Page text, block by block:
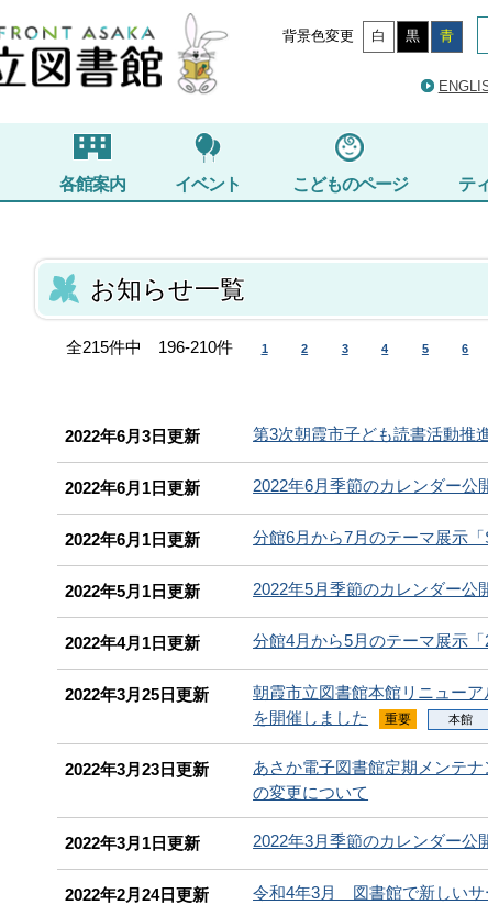
背景色変更 白 黒 青
各館案内 イベント こどものページ テ
お知らせ一覧
全215件中 196-210件 1 2 3 4 5 6
2022年6月3日更新 第3次朝霞市子ども読書活動推
2022年6月1日更新 2022年6月季節のカレンダー公
2022年6月1日更新 分館6月から7月のテーマ展示「
2022年5月1日更新 2022年5月季節のカレンダー公
2022年4月1日更新 分館4月から5月のテーマ展示「
2022年3月25日更新
朝霞市立図書館本館リニュー
を開催しました
重要 本館
2022年3月23日更新
あさか電子図書館定期メンテ
の変更について
2022年3月1日更新 2022年3月季節のカレンダー公
2022年2月24日更新 令和4年3月 図書館で新しいサ